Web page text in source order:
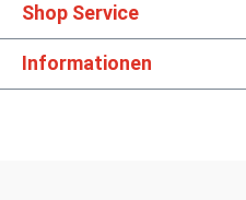
Shop Service
Informationen